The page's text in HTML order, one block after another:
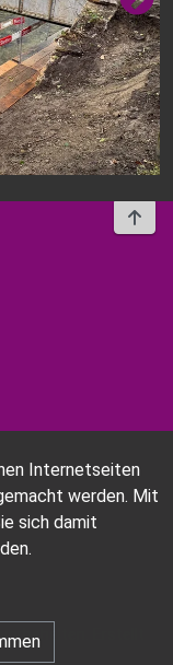
To
Erstellt
Internetseiten
werden. Mit
sich damit